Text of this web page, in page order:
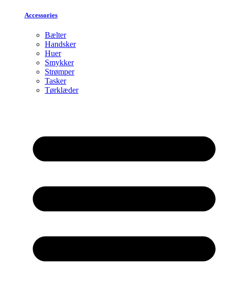
Accessories
Bælter
Handsker
Huer
Smykker
Strømper
Tasker
Tørklæder